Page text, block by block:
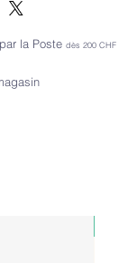
la Poste dès 200 CHF